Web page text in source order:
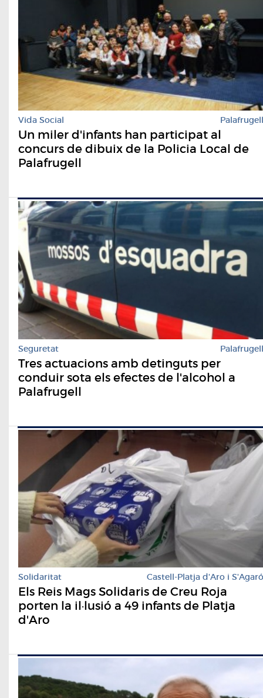
Vida Social Palafrugell
Un miler d'infants han participat al
concurs de dibuix de la Policia Local de
Palafrugell
Seguretat Palafrugell
Tres actuacions amb detinguts per
conduir sota els efectes de l'alcohol a
Palafrugell
Solidaritat Castell-Platja d'Aro i S'Agaró
Els Reis Mags Solidaris de Creu Roja
porten la il·lusió a 49 infants de Platja
d'Aro